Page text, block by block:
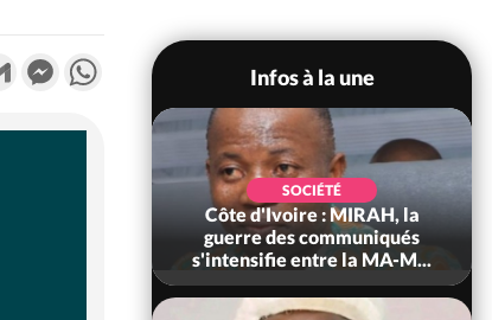
Gmail MessengerWhatsApp
Infos à la une
deux
dans un
SOCIÉTÉ
Côte d'Ivoire : MIRAH, la
guerre des communiqués
s'intensifie entre la MA-M...